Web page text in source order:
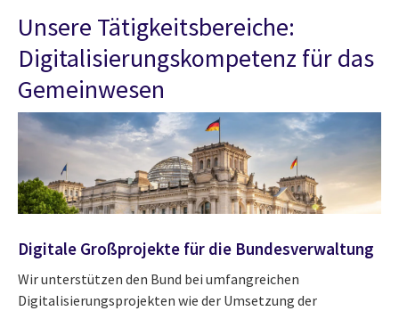
Unsere Tätigkeitsbereiche:
Digitalisierungskompetenz für das
Gemeinwesen
Digitale Großprojekte für die Bundesverwaltung
Wir unterstützen den Bund bei umfangreichen
Digitalisierungsprojekten wie der Umsetzung der